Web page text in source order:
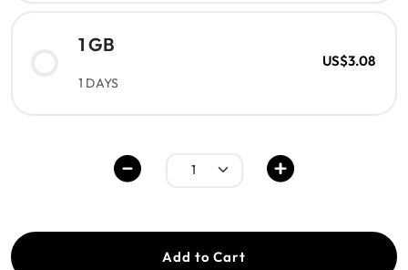
1 GB
1 DAYS
US$3.08
Add to Cart